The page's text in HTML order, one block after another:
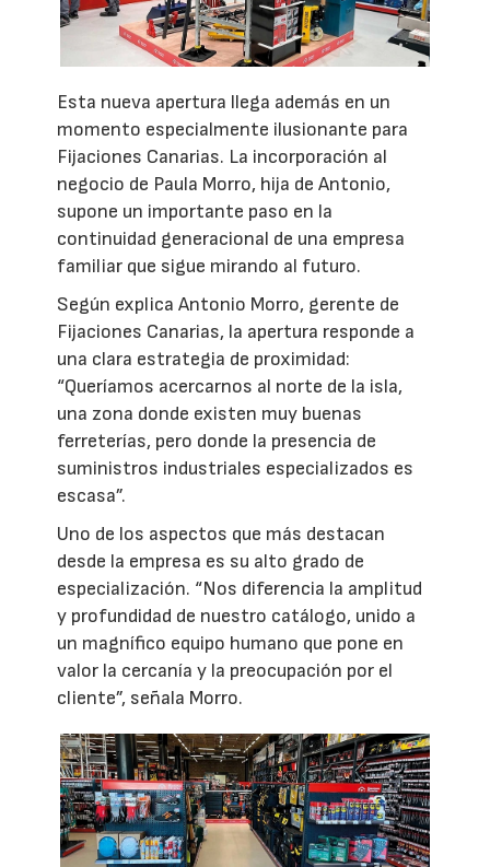
Esta nueva apertura llega además en un
momento especialmente ilusionante para
Fijaciones Canarias. La incorporación al
negocio de Paula Morro, hija de Antonio,
supone un importante paso en la
continuidad generacional de una empresa
familiar que sigue mirando al futuro.
Según explica Antonio Morro, gerente de
Fijaciones Canarias, la apertura responde a
una clara estrategia de proximidad:
“Queríamos acercarnos al norte de la isla,
una zona donde existen muy buenas
ferreterías, pero donde la presencia de
suministros industriales especializados es
escasa”.
Uno de los aspectos que más destacan
desde la empresa es su alto grado de
especialización. “Nos diferencia la amplitud
y profundidad de nuestro catálogo, unido a
un magnífico equipo humano que pone en
valor la cercanía y la preocupación por el
cliente”, señala Morro.